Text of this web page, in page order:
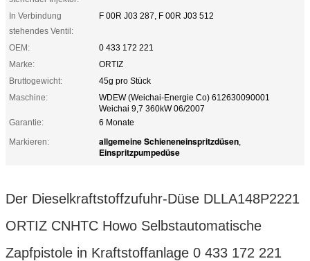
In Verbindung
stehendes Ventil:
F 00R J03 287, F 00R J03 512
OEM:
0 433 172 221
Marke:
ORTIZ
Bruttogewicht:
45g pro Stück
Maschine:
WDEW (Weichai-Energie Co) 612630090001
Weichai 9,7 360kW 06/2007
Garantie:
6 Monate
Markieren:
allgemeine Schieneneinspritzdüsen,
Einspritzpumpedüse
Der Dieselkraftstoffzufuhr-Düse DLLA148P2221
ORTIZ CNHTC Howo Selbstautomatische
Zapfpistole in Kraftstoffanlage 0 433 172 221